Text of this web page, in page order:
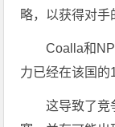
略，以获得对手
Coalla和
力已经在该国的
这导致了竞